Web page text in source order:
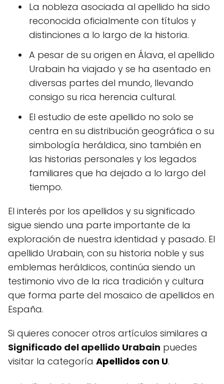
La nobleza asociada al apellido ha sido
reconocida oficialmente con títulos y
distinciones a lo largo de la historia.
A pesar de su origen en Álava, el apellido
Urabain ha viajado y se ha asentado en
diversas partes del mundo, llevando
consigo su rica herencia cultural.
El estudio de este apellido no solo se
centra en su distribución geográfica o su
simbología heráldica, sino también en
las historias personales y los legados
familiares que ha dejado a lo largo del
tiempo.
El interés por los apellidos y su significado
sigue siendo una parte importante de la
exploración de nuestra identidad y pasado. El
apellido Urabain, con su historia noble y sus
emblemas heráldicos, continúa siendo un
testimonio vivo de la rica tradición y cultura
que forma parte del mosaico de apellidos en
España.
Si quieres conocer otros artículos similares a
Significado del apellido Urabain puedes
visitar la categoría Apellidos con U.